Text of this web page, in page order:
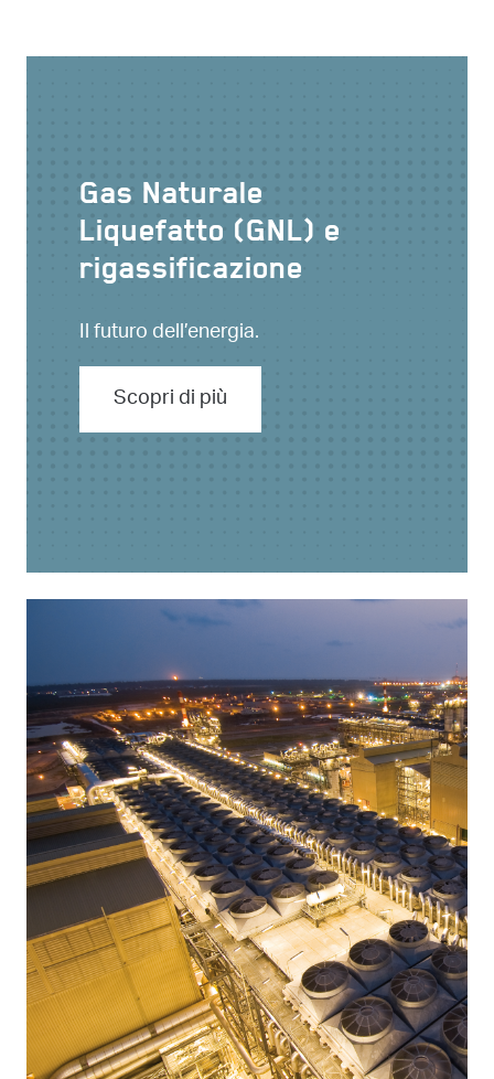
Gas Naturale
Liquefatto (GNL) e
rigassificazione
Il futuro dell’energia.
Scopri di più